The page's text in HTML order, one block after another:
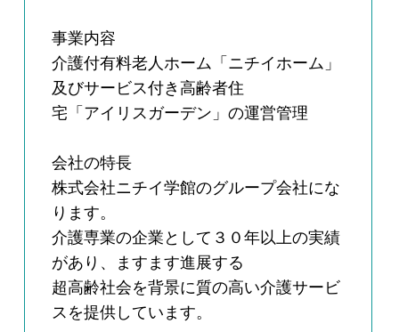
事業内容
介護付有料老人ホーム「ニチイホーム」
及びサービス付き高齢者住
宅「アイリスガーデン」の運営管理
会社の特長
株式会社ニチイ学館のグループ会社にな
ります。
介護専業の企業として３０年以上の実績
があり、ますます進展する
超高齢社会を背景に質の高い介護サービ
スを提供しています。